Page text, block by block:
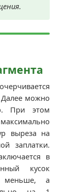
очерчивается
можно
При этом
выреза на
заплатки.
в
кусок
меньше, а